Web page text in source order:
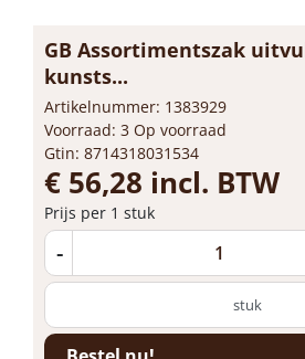
GB Assortimentszak
kunsts...
Artikelnummer: 1383929
Voorraad: 3 Op voorraad
Gtin: 8714318031534
€ 56,28 incl. BTW
Prijs per 1 stuk
-
stuk